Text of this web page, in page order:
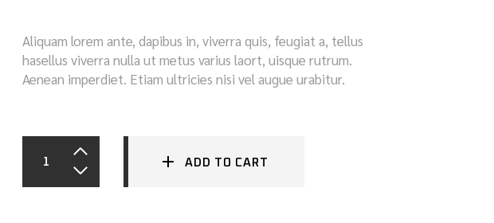
Aliquam lorem ante, dapibus in, viverra quis, feugiat a, tellus
hasellus viverra nulla ut metus varius laort, uisque rutrum.
Aenean imperdiet. Etiam ultricies nisi vel augue urabitur.
ADD TO CART